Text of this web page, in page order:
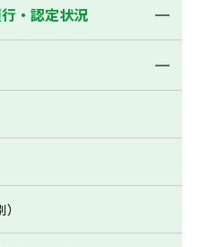
・認定状況